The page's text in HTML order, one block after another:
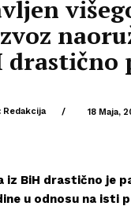
drastično
Redakcija / 18 Maja,
iz BiH drastično je
u odnosu na isti